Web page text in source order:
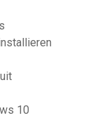
10